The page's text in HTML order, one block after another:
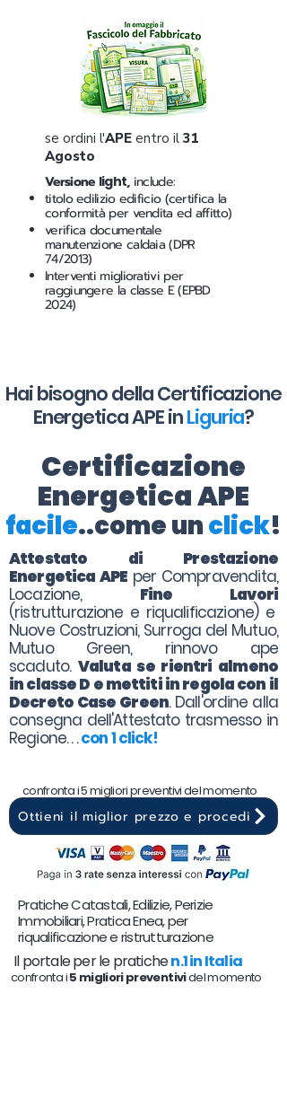
se ordini l'APE entro il 31
Agosto
Versione light,include:
titolo edilizio edificio (certifica la
conformità per vendita ed affitto)
verifica documentale
manutenzione caldaia (DPR
74/2013)
Interventi migliorativi per
raggiungere la classe E (EPBD
2024)
Hai bisogno della Certificazione
Energetica APE inLiguria?
Certificazione
Energetica APE
facile..come unclick!
Attestato di Prestazione
Energetica APE per Compravendita,
Locazione, Fine Lavori
(ristrutturazione e riqualificazione) e
Nuove Costruzioni, Surroga del Mutuo,
Mutuo Green, rinnovo ape
scaduto. Valuta se rientri almeno
in classe D e mettiti in regola con il
Decreto Case Green. Dall'ordine alla
consegna dell'Attestato trasmesso in
Regione. . .con 1 click!
confronta i 5 migliori preventivi del momento
Ottieni il miglior prezzo e procedi
Pratiche Catastali, Edilizie, Perizie
Immobiliari, Pratica Enea, per
riqualificazione e ristrutturazione
Il portale per le pratichen.1 in Italia
confronta i5 migliori preventividel momento